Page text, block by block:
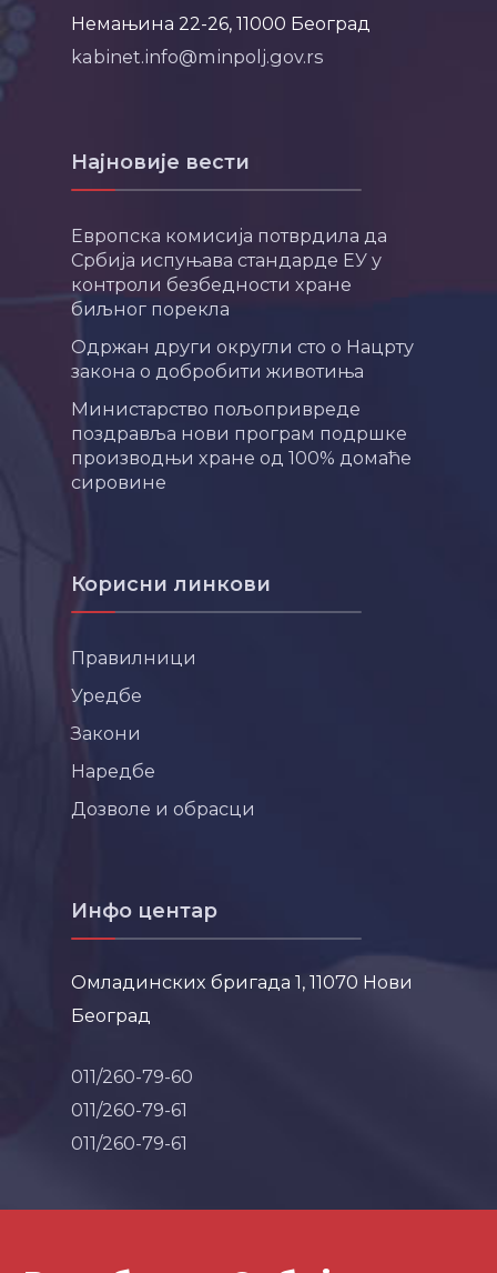
Немањина 22-26, 11000 Београд
kabinet.info@minpolj.gov.rs
Најновије вести
Европска комисија потврдила да
Србија испуњава стандарде ЕУ у
контроли безбедности хране
биљног порекла
Одржан други округли сто о Нацрту
закона о добробити животиња
Министарство пољопривреде
поздравља нови програм подршке
производњи хране од 100% домаће
сировине
Корисни линкови
Правилници
Уредбе
Закони
Наредбе
Дозволе и обрасци
Инфо центар
Омладинских бригада 1, 11070 Нови
Београд
011/260-79-60
011/260-79-61
011/260-79-61